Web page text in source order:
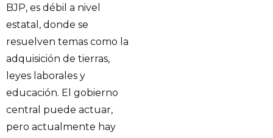
BJP, es débil a nivel
estatal, donde se
resuelven temas como la
adquisición de tierras,
leyes laborales y
educación. El gobierno
central puede actuar,
pero actualmente hay